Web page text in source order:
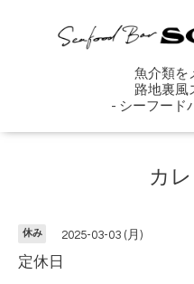
魚介類を
路地裏風
- シーフード
カ
休み 2025-03-03 (月)
定休日